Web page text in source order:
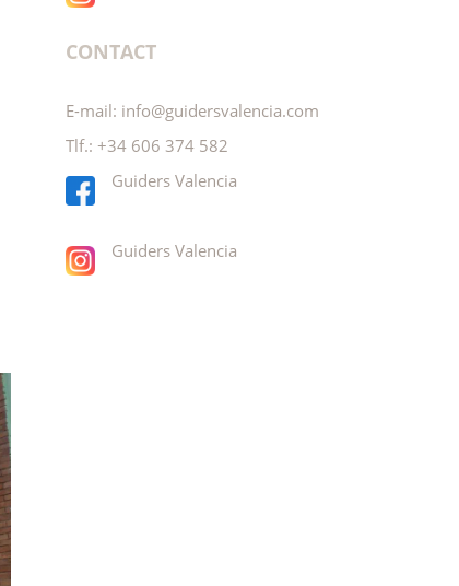
CONTACT
E-mail: info@guidersvalencia.com
Tlf.: +34 606 374 582
Guiders Valencia
Guiders Valencia